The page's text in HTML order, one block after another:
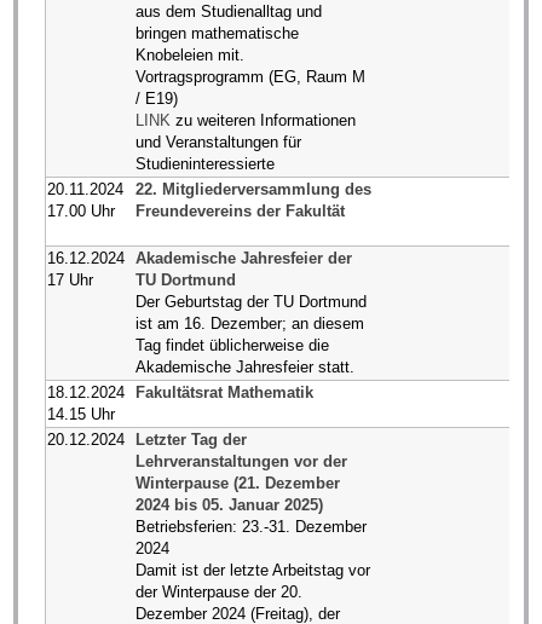
aus dem Studienalltag und
bringen mathematische
Knobeleien mit.
Vortragsprogramm (EG, Raum M
/ E19)
LINK zu weiteren Informationen
und Veranstaltungen für
Studieninteressierte
20.11.2024
17.00 Uhr
22. Mitgliederversammlung des
Freundevereins der Fakultät
16.12.2024
17 Uhr
Akademische Jahresfeier der
TU Dortmund
Der Geburtstag der TU Dortmund
ist am 16. Dezember; an diesem
Tag findet üblicherweise die
Akademische Jahresfeier statt.
18.12.2024
14.15 Uhr
Fakultätsrat Mathematik
20.12.2024
Letzter Tag der
Lehrveranstaltungen vor der
Winterpause (21. Dezember
2024 bis 05. Januar 2025)
Betriebsferien: 23.-31. Dezember
2024
Damit ist der letzte Arbeitstag vor
der Winterpause der 20.
Dezember 2024 (Freitag), der